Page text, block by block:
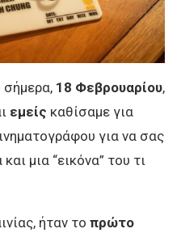
σήμερα, 18 Φεβρουαρίου,
εμείς καθίσαμε για
για να σας
μια “εικόνα” του τι
ήταν το πρώτο